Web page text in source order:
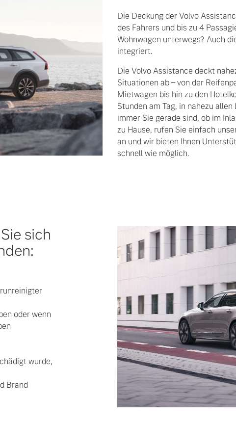
Die Deckung der Volvo
des Fahrers und bis zu 4
Wohnwagen unterwegs? Auch
integriert.
Die Volvo Assistance deckt
Situationen ab – von der
Mietwagen bis hin zu den
Stunden am Tag, in nahezu
immer Sie gerade sind, ob im
zu Hause, rufen Sie einfach
an und wir bieten Ihnen
schnell wie möglich.
sich
oder wenn
wurde,
Brand